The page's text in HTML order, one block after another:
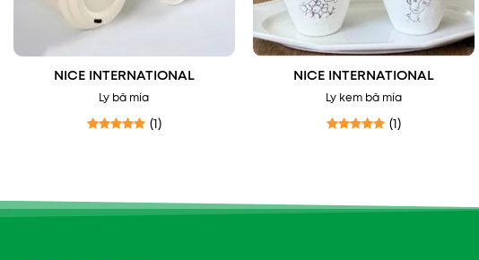
NICE INTERNATIONAL
Ly bã mía
(1)
NICE INTERNATIONAL
Ly kem bã mía
(1)